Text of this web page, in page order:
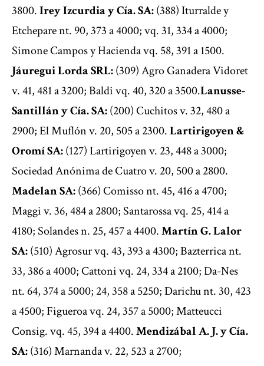
3800.Irey Izcurdia y Cía. SA:(388) Iturralde y
Etchepare nt. 90, 373 a 4000; vq. 31, 334 a 4000;
Simone Campos y Hacienda vq. 58, 391 a 1500.
Jáuregui Lorda SRL:(309) Agro Ganadera Vidoret
v. 41, 481 a 3200; Baldi vq. 40, 320 a 3500.Lanusse-
Santillán y Cía. SA:(200) Cuchitos v. 32, 480 a
2900; El Muflón v. 20, 505 a 2300.Lartirigoyen &
Oromí SA:(127) Lartirigoyen v. 23, 448 a 3000;
Sociedad Anónima de Cuatro v. 20, 500 a 2800.
Madelan SA:(366) Comisso nt. 45, 416 a 4700;
Maggi v. 36, 484 a 2800; Santarossa vq. 25, 414 a
4180; Solandes n. 25, 457 a 4400.Martín G. Lalor
SA:(510) Agrosur vq. 43, 393 a 4300; Bazterrica nt.
33, 386 a 4000; Cattoni vq. 24, 334 a 2100; Da-Nes
nt. 64, 374 a 5000; 24, 358 a 5250; Darichu nt. 30, 423
a 4500; Figueroa vq. 24, 357 a 5000; Matteucci
Consig. vq. 45, 394 a 4400.Mendizábal A. J. y Cía.
SA:(316) Marnanda v. 22, 523 a 2700;